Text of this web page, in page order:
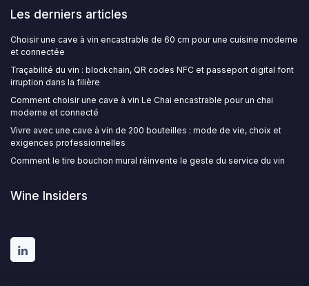
Les derniers articles
Choisir une cave à vin encastrable de 60 cm pour une cuisine moderne
et connectée
Traçabilité du vin : blockchain, QR codes NFC et passeport digital font
irruption dans la filière
Comment choisir une cave à vin Le Chai encastrable pour un chai
moderne et connecté
Vivre avec une cave à vin de 200 bouteilles : mode de vie, choix et
exigences professionnelles
Comment le tire bouchon mural réinvente le geste du service du vin
Wine Insiders